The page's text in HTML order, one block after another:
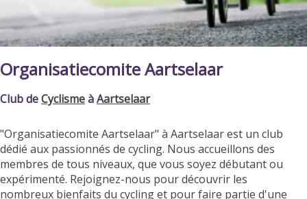
Organisatiecomite Aartselaar
Club deCyclismeàAartselaar
"Organisatiecomite Aartselaar" à Aartselaar est un club
dédié aux passionnés de cycling. Nous accueillons des
membres de tous niveaux, que vous soyez débutant ou
expérimenté. Rejoignez-nous pour découvrir les
nombreux bienfaits du cycling et pour faire partie d'une